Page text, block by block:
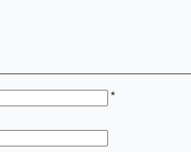
*